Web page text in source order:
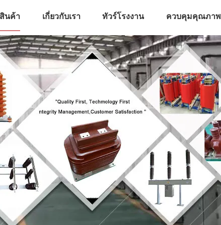
สินค้า เกี่ยวกับเรา ทัวร์โรงงาน ควบคุมคุณภาพ